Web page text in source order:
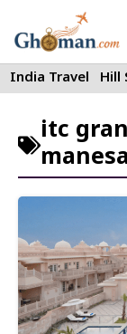
to
content
India Travel Hill
itc